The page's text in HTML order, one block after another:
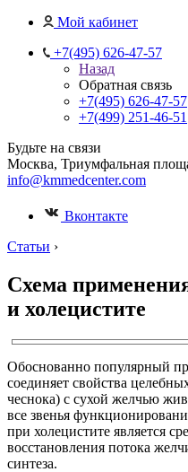
Мой кабинет
+7(495) 626-47-57
Назад
Обратная связь
+7(495) 626-47-57
+7(499) 251-46-51
Будьте на связи
Москва, Триумфальная
info@kmmedcenter.com
Вконтакте
Статьи ›
Схема
и холецистите
Обоснованно популярный
соединяет свойства
чеснока) с сухой желчью
все звенья
при холецистите является
восстановления потока
синтеза.